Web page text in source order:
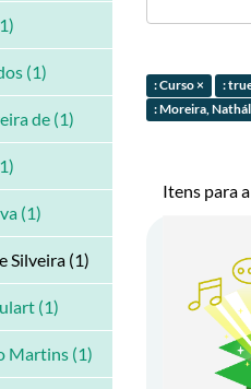
(1)
de (1)
(1)
Silveira (1)
(1)
Martins (1)
: Curso × :
: Moreira,
Itens para